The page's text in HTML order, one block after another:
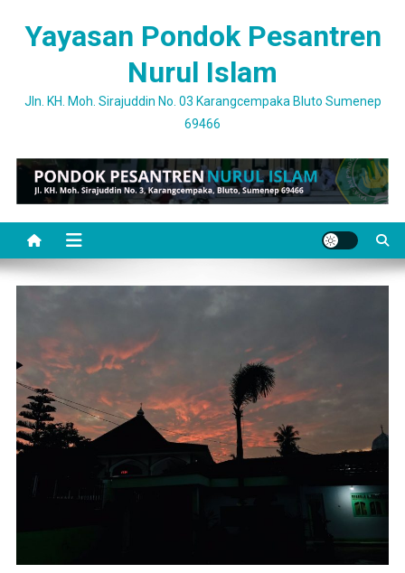
Yayasan Pondok Pesantren
Nurul Islam
Jln. KH. Moh. Sirajuddin No. 03 Karangcempaka Bluto Sumenep
69466